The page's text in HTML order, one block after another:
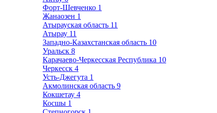
Форт-Шевченко 1
Жанаозен 1
Атырауская область 11
Атырау 11
Западно-Казахстанская область 10
Уральск 8
Карачаево-Черкесская Республика 10
Черкесск 4
Усть-Джегута 1
Акмолинская область 9
Кокшетау 4
Косшы 1